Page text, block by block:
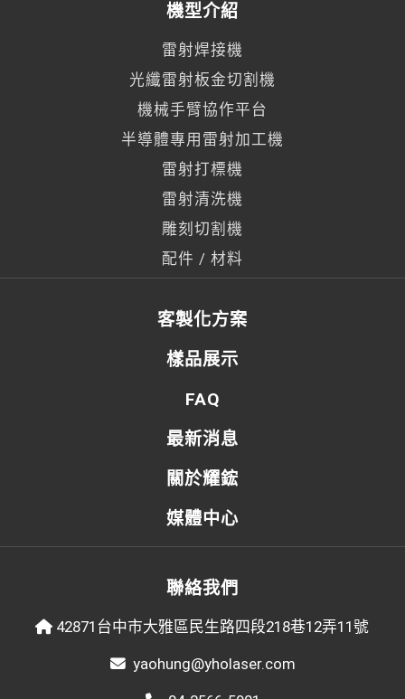
機型介紹
雷射焊接機
光纖雷射板金切割機
機械手臂協作平台
半導體專用雷射加工機
雷射打標機
雷射清洗機
雕刻切割機
配件 / 材料
客製化方案
樣品展示
FAQ
最新消息
關於耀鋐
媒體中心
聯絡我們
42871台中市大雅區民生路四段218巷12弄11號
yaohung@yholaser.com